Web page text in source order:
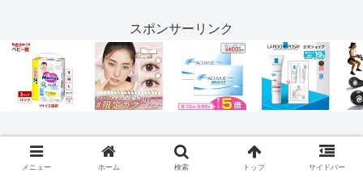
スポンサーリンク
スポンサーリンク
メニュー ホーム 検索 トップ サイドバー